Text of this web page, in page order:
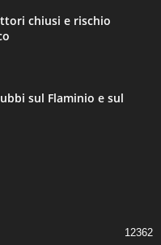
chiusi e rischio
sul Flaminio e sul
12362